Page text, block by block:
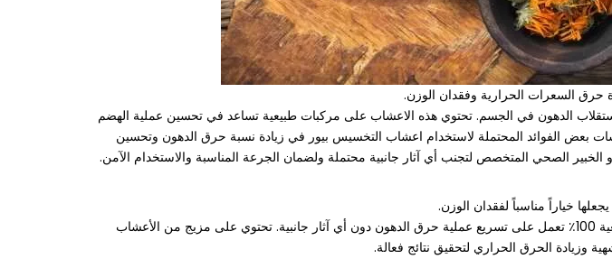
السعرات الحرارية وفقدان الوزن.
الدهون في الجسم. تحتوي هذه الاعشاب على مركبات طبيعية تساعد في تحسين عملية الهضم
بعض الفوائد المحتملة لاستخدام اعشاب التخسيس بيور في زيادة نسبة حرق الدهون وتحسين
الصحي المتخصص لتجنب أي آثار جانبية محتملة ولضمان الجرعة المناسبة والاستخدام الآمن.
خياراً مناسباً لفقدان الوزن.
منتجات اعشاب التخسيس بيور الطبيعية تعتبر آمنة وفعالة للاستخدام. تتميز هذه المنتجات بتركيبة طبيعية 100٪ تعمل على تسريع عملية حرق الدهون دون أي آثار جانبية. تحتوي على مزيج من الأعشاب
وزيادة الحرق الحراري لتحقيق نتائج فعالة.